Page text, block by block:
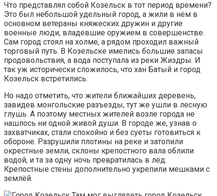
Что представлял собой Козельск в тот период времени?
Это был небольшой удельный город, а жили в нём в
основном ветераны княжеских дружин и другие
военные люди, владевшие оружием в совершенстве.
Сам город стоял на холме, а рядом проходил важный
торговый путь. В Козельске имелись большие запасы
продовольствия, а вода поступала из реки Жиздры. И
так уж исторически сложилось, что хан Батый и город
Козельск встретились.
Но надо отметить, что жители ближайших деревень,
завидев монгольские разъезды, тут же ушли в лесную
глушь. А поэтому местных жителей возле города не
нашлось ни одной живой души. В городе же, узнав о
захватчиках, стали спокойно и без суеты готовиться к
обороне. Разрушили плотины на реке и затопили
окрестные земли, склоны крепостного вала облили
водой, и та за одну ночь превратилась в лёд.
Крепостные стены дополнительно укрепили мешками с
землёй.